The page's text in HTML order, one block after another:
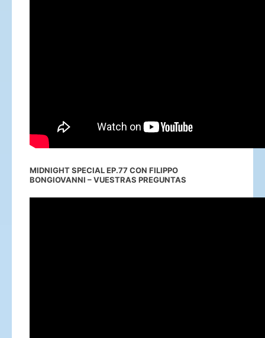
MIDNIGHT SPECIAL EP.77 CON FILIPPO
BONGIOVANNI – VUESTRAS PREGUNTAS